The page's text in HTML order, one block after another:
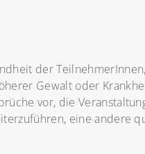
der
Gewalt oder
vor, die
eine andere